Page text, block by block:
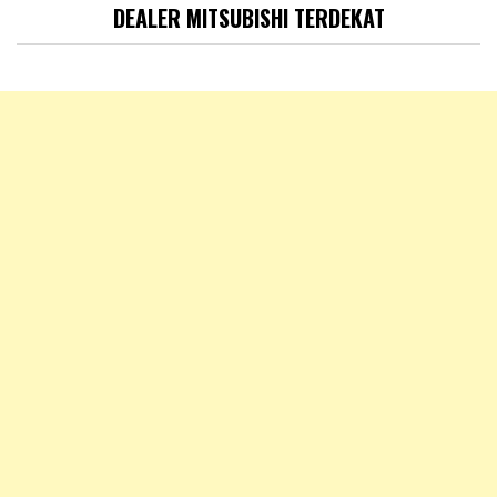
DEALER MITSUBISHI TERDEKAT